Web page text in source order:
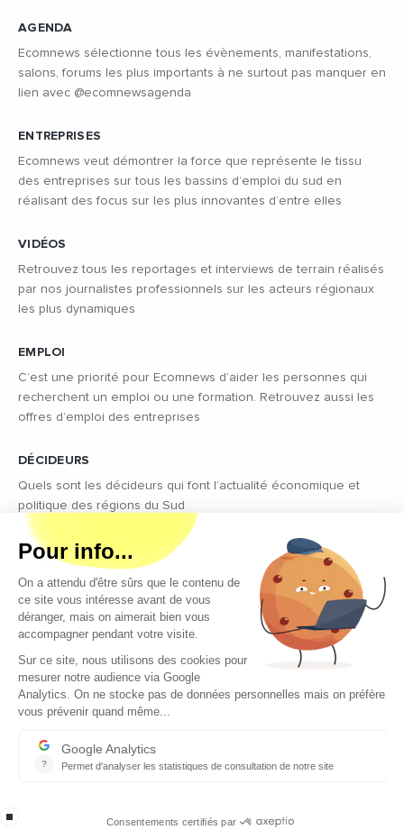
AGENDA
Ecomnews sélectionne tous les évènements, manifestations,
salons, forums les plus importants à ne surtout pas manquer en
lien avec @ecomnewsagenda
ENTREPRISES
Ecomnews veut démontrer la force que représente le tissu
des entreprises sur tous les bassins d’emploi du sud en
réalisant des focus sur les plus innovantes d’entre elles
VIDÉOS
Retrouvez tous les reportages et interviews de terrain réalisés
par nos journalistes professionnels sur les acteurs régionaux
les plus dynamiques
EMPLOI
C’est une priorité pour Ecomnews d’aider les personnes qui
recherchent un emploi ou une formation. Retrouvez aussi les
offres d’emploi des entreprises
DÉCIDEURS
Quels sont les décideurs qui font l’actualité économique et
politique des régions du Sud
Copyright © 2026 - Tous droits réservés
Qui sommes-nous ?
Contact
Conditions générales d’utilisation